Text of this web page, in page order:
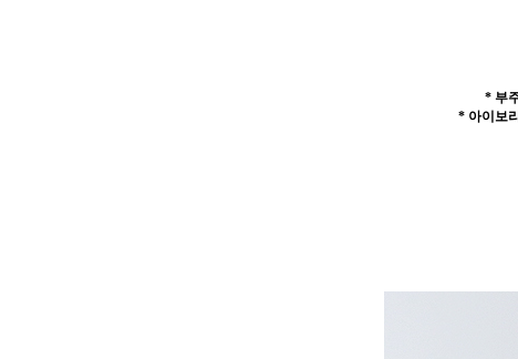
* 부
* 아이보